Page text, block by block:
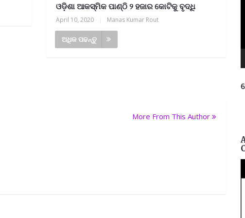
ଓଡ଼ିଶା ଆକସ୍ମିକ ପାଣ୍ଠି ୨ ହଜାର କୋଟିକୁ ବୃଦ୍ଧି
April 10, 2020 Manas Kumar Rout
ଅଧିକ ପଢନ୍ତୁ
More From This Author